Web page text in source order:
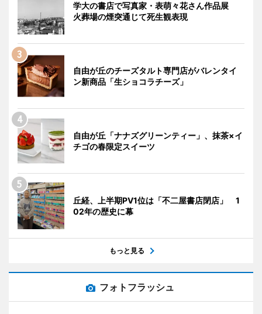
学大の書店で写真家・表萌々花さん作品展
火葬場の煙突通じて死生観表現
自由が丘のチーズタルト専門店がバレンタイ
ン新商品「生ショコラチーズ」
自由が丘「ナナズグリーンティー」、抹茶×イ
チゴの春限定スイーツ
丘経、上半期PV1位は「不二屋書店閉店」 1
02年の歴史に幕
もっと見る
フォトフラッシュ